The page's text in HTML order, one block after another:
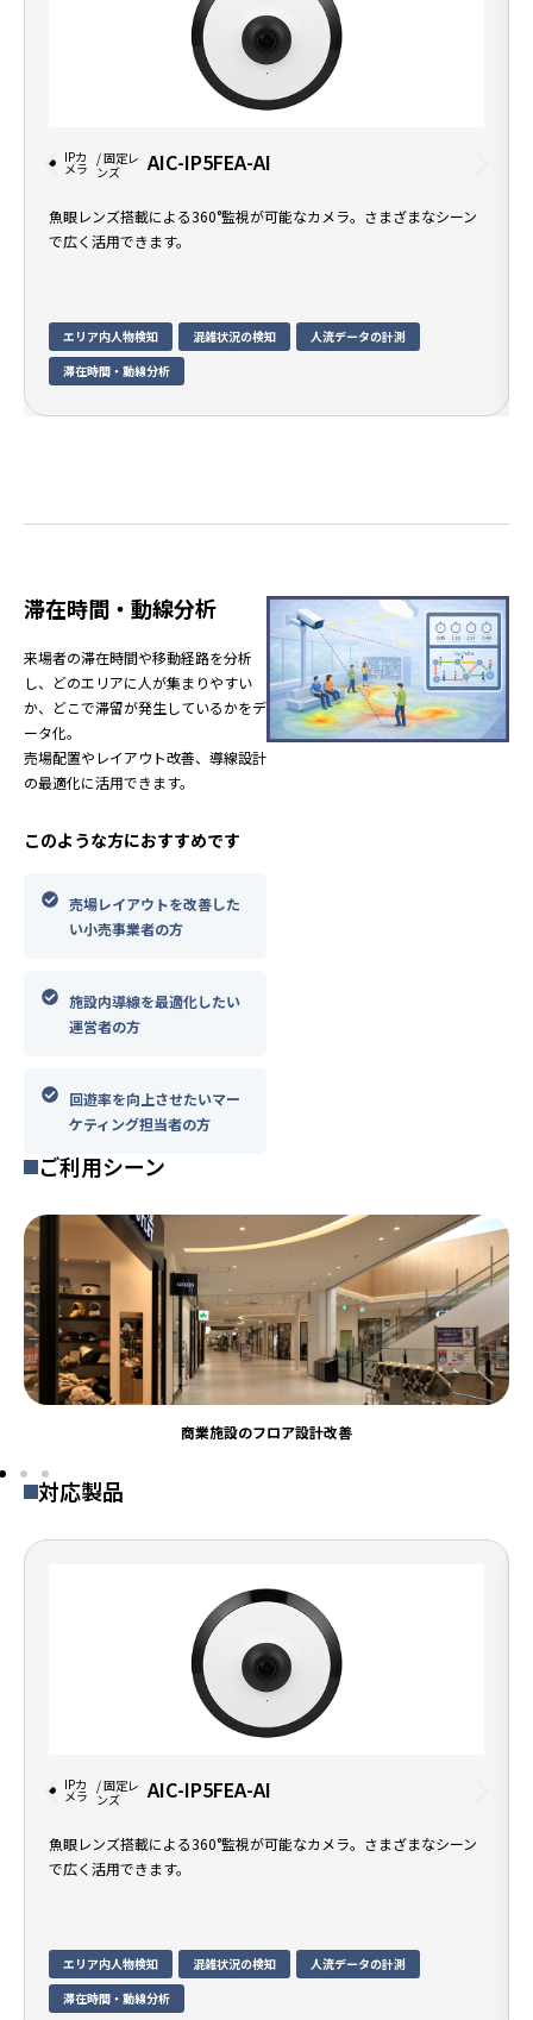
IPカ
メラ
/ 固定レ
ンズ
AIC-IP5FEA-AI
魚眼レンズ搭載による360°監視が可能なカメラ。さまざまなシーン
で広く活用できます。
エリア内人物検知 混雑状況の検知
人流データの計測
滞在時間・動線分析
滞在時間・動線分析
来場者の滞在時間や移動経路を分析
し、どのエリアに人が集まりやすい
か、どこで滞留が発生しているかをデ
ータ化。
売場配置やレイアウト改善、導線設計
の最適化に活用できます。
このような方におすすめです
売場レイアウトを改善した
い小売事業者の方
施設内導線を最適化したい
運営者の方
回遊率を向上させたいマー
ケティング担当者の方
ご利用シーン
商業施設のフロア設計改善
対応製品
IPカ
メラ
/ 固定レ
ンズ
AIC-IP5FEA-AI
魚眼レンズ搭載による360°監視が可能なカメラ。さまざまなシーン
で広く活用できます。
エリア内人物検知 混雑状況の検知
人流データの計測
滞在時間・動線分析